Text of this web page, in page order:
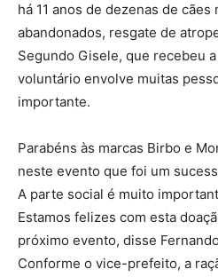
há 11 anos de dezenas de
abandonados, resgate de
Segundo Gisele, que recebeu
voluntário envolve muitas
importante.
Parabéns às marcas Birbo e
neste evento que foi um
A parte social é muito
Estamos felizes com esta
próximo evento, disse
Conforme o vice-prefeito, a